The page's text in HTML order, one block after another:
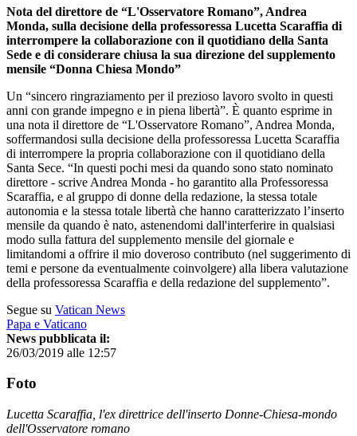
Nota del direttore de “L'Osservatore Romano”, Andrea
Monda, sulla decisione della professoressa Lucetta Scaraffia di
interrompere la collaborazione con il quotidiano della Santa
Sede e di considerare chiusa la sua direzione del supplemento
mensile “Donna Chiesa Mondo”
Un “sincero ringraziamento per il prezioso lavoro svolto in questi
anni con grande impegno e in piena libertà”. È quanto esprime in
una nota il direttore de “L'Osservatore Romano”, Andrea Monda,
soffermandosi sulla decisione della professoressa Lucetta Scaraffia
di interrompere la propria collaborazione con il quotidiano della
Santa Sece. “In questi pochi mesi da quando sono stato nominato
direttore - scrive Andrea Monda - ho garantito alla Professoressa
Scaraffia, e al gruppo di donne della redazione, la stessa totale
autonomia e la stessa totale libertà che hanno caratterizzato l’inserto
mensile da quando è nato, astenendomi dall'interferire in qualsiasi
modo sulla fattura del supplemento mensile del giornale e
limitandomi a offrire il mio doveroso contributo (nel suggerimento di
temi e persone da eventualmente coinvolgere) alla libera valutazione
della professoressa Scaraffia e della redazione del supplemento”.
Segue su Vatican News
Papa e Vaticano
News pubblicata il:
26/03/2019 alle 12:57
Foto
Lucetta Scaraffia, l'ex direttrice dell'inserto Donne-Chiesa-mondo
dell'Osservatore romano